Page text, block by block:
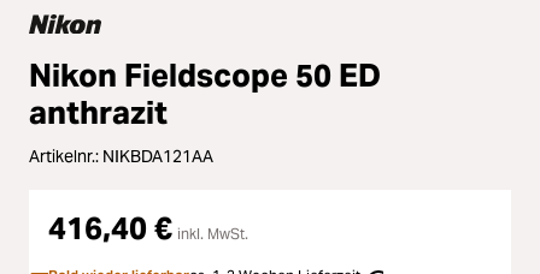
Loading...
Loading...Licht & Studio
Loading...Ferngläser
Nikon Fieldscope 50 ED
anthrazit
Artikelnr.: NIKBDA121AA
416,40 € inkl. MwSt.